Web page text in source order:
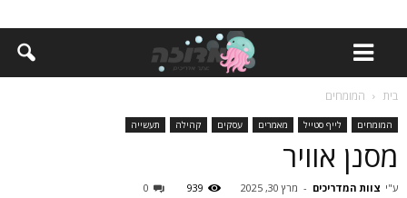
בית המומחים
המומחים לייף סטייל מאמרים עסקים קהילה תעשייה
מסנן אוויר
ע"י צוות המדריכים - מרץ 30, 2025 939
0